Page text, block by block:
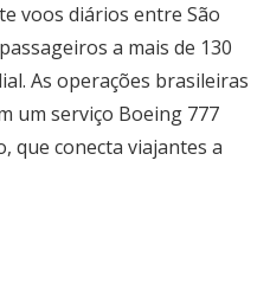
voos diários entre São
a mais de 130
As operações brasileiras
um serviço Boeing 777
que conecta viajantes a